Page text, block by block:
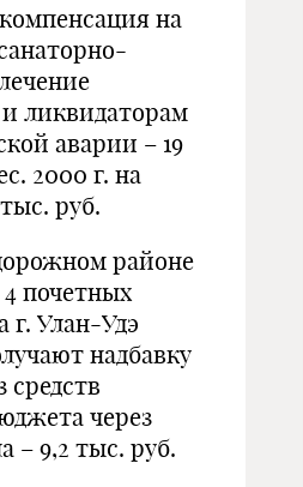
на
ликвидаторам
аварии – 19
2000 г. на
руб.
районе
почетных
г. Улан-Удэ
надбавку
средств
через
– 9,2 тыс. руб.